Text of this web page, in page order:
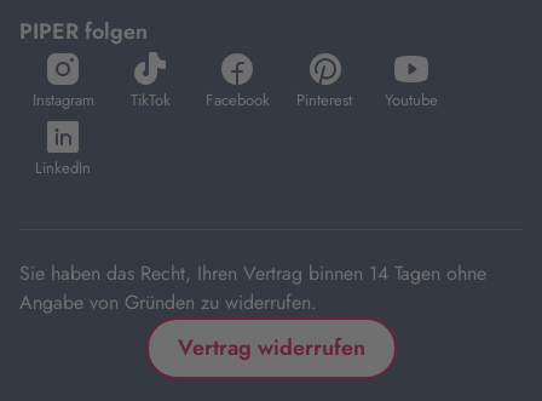
PIPER folgen
Instagram
öffnet
in
neuem
Tab
TikTok
öffnet
in
Facebook
öffnet
in
Pinterest
öffnet
in
Youtube
öffnet
in
LinkedIn
öffnet
in
Sie haben das Recht, Ihren Vertrag binnen 14 Tagen ohne
Angabe von Gründen zu widerrufen.
Vertrag widerrufen